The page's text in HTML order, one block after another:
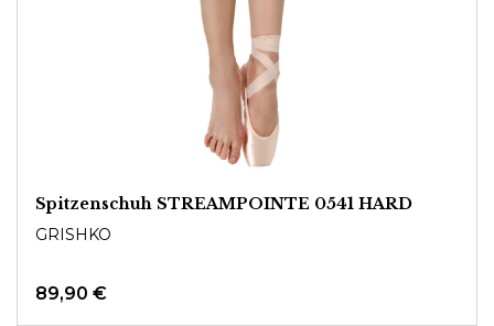
Spitzenschuh STREAMPOINTE 0541 HARD
GRISHKO
89,90 €